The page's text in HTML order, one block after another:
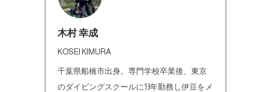
木村 幸成
KOSEI KIMURA
千葉県船橋市出身。専門学校卒業後、東京
のダイビングスクールに13年勤務し伊豆をメ